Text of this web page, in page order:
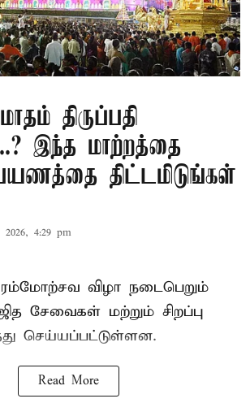
திருப்பதி
இந்த மாற்றத்தை
திட்டமிடுங்கள்
4:29 pm
விழா நடைபெறும்
சேவைகள் மற்றும் சிறப்பு
செய்யப்பட்டுள்ளன.
Read More